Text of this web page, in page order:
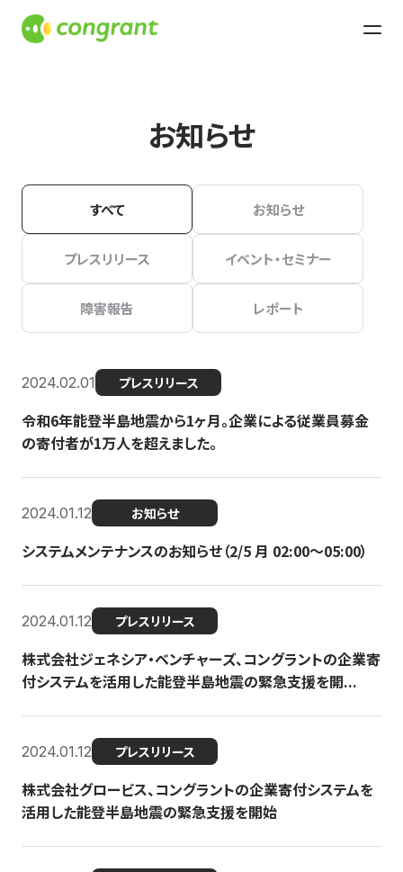
お知らせ
すべて お知らせ
プレスリリース イベント・セミナー
障害報告 レポート
2024.02.01 プレスリリース
令和6年能登半島地震から1ヶ月。企業による従業員募金
の寄付者が1万人を超えました。
2024.01.12 お知らせ
システムメンテナンスのお知らせ（2/5 月 02:00〜05:00）
2024.01.12 プレスリリース
株式会社ジェネシア・ベンチャーズ、コングラントの企業寄
付システムを活用した能登半島地震の緊急支援を開...
2024.01.12 プレスリリース
株式会社グロービス、コングラントの企業寄付システムを
活用した能登半島地震の緊急支援を開始